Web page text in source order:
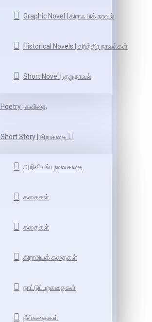
Graphic Novel | கிராஃ பிக் நாவல்
Historical Novels | சரித்திர நாவல்கள்
Short Novel | குறுநாவல்
Poetry | கவிதை
Short Story | சிறுகதை
அறிவியல் புனைகதை
கதைகள்
கதைகள்
கிராமியக் கதைகள்
நாட்டுப்புறகதைகள்
நீள்கதைகள்